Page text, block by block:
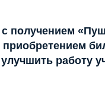
получением
улучшить работу